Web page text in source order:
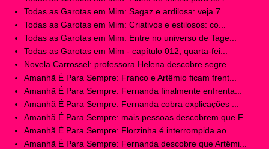
Todas as Garotas em Mim: Sagaz e ardilosa: veja 7 ...
Todas as Garotas em Mim: Criativos e estilosos: co...
Todas as Garotas em Mim: Entre no universo de Tage...
Todas as Garotas em Mim - capítulo 012, quarta-fei...
Novela Carrossel: professora Helena descobre segre...
Amanhã É Para Sempre: Franco e Artêmio ficam frent...
Amanhã É Para Sempre: Fernanda finalmente enfrenta...
Amanhã É Para Sempre: Fernanda cobra explicações ...
Amanhã É Para Sempre: mais pessoas descobrem que F...
Amanhã É Para Sempre: Florzinha é interrompida ao ...
Amanhã É Para Sempre: Fernanda descobre que Artêmi...